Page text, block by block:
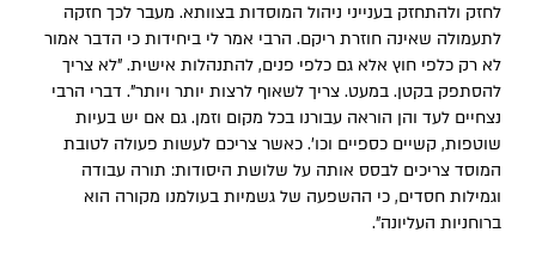
לחזק ולהתחזק בענייני ניהול המוסדות בצוותא. מעבר לכך חזקה
לתעמולה שאינה חוזרת ריקם. הרבי אמר לי ביחידות כי הדבר אמור
לא רק כלפי חוץ אלא גם כלפי פנים, להתנהלות אישית. "לא צריך
להסתפק בקטן. במעט. צריך לשאוף לרצות יותר ויותר". דברי הרבי
נצחיים לעד והן הוראה עבורנו בכל מקום וזמן. גם אם יש בעיות
שוטפות, קשיים כספיים וכו'. כאשר צריכם לעשות פעולה לטובת
המוסד צריכים לבסס אותה על שלושת היסודות: תורה עבודה
וגמילות חסדים, כי ההשפעה של גשמיות בעולמנו מקורה הוא
ברוחניות העליונה".